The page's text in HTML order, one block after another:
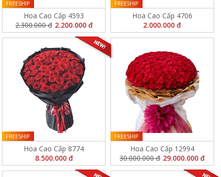
Hoa Cao Cấp 4593
2.300.000 đ 2.200.000 đ
FREESHIP
Hoa Cao Cấp 4706
2.000.000 đ
FREESHIP
Hoa Cao Cấp 8774
8.500.000 đ
FREESHIP
Hoa Cao Cấp 12994
30.000.000 đ 29.000.000 đ
FREESHIP